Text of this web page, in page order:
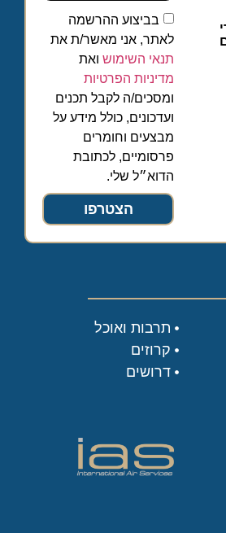
בביצוע ההרשמה
לאתר, אני מאשר/ת את
תנאי השימוש ואת
מדיניות הפרטיות
ומסכים/ה לקבל תכנים
ועדכונים, כולל מידע על
מבצעים וחומרים
פרסומיים, לכתובת
הדוא״ל שלי.
הצטרפו
תרבות ואוכל
קרוזים
דרושים